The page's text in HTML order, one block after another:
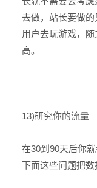
去做，站长要做
用户去玩游戏，
高。
13)研究你的流量
在30到90天后你
下面这些问题把数